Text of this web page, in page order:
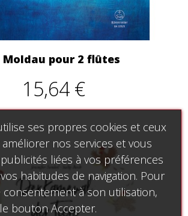
Moldau pour 2 flûtes
15,64 €
ses propres cookies et ceux
nos services et vous
liées à vos préférences
habitudes de navigation. Pour
à son utilisation,
bouton Accepter.